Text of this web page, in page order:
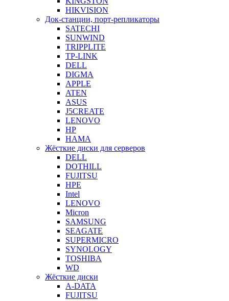
HIKVISION
Док-станции, порт-репликаторы
SATECHI
SUNWIND
TRIPPLITE
TP-LINK
DELL
DIGMA
APPLE
ATEN
ASUS
J5CREATE
LENOVO
HP
HAMA
Жёсткие диски для серверов
DELL
DOTHILL
FUJITSU
HPE
Intel
LENOVO
Micron
SAMSUNG
SEAGATE
SUPERMICRO
SYNOLOGY
TOSHIBA
WD
Жёсткие диски
A-DATA
FUJITSU